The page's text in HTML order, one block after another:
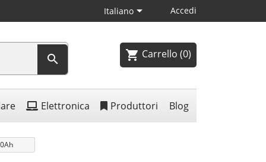
Italiano Accedi
 shopping_cart Carrello (0)
Elettronica Produttori Blog